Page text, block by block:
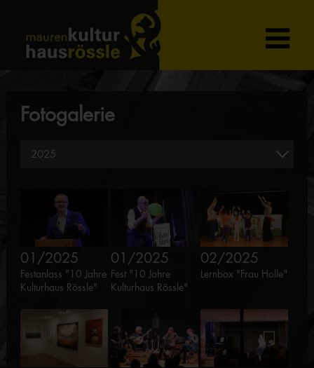
Fotogalerie
01/2025
Festanlass "10 Jahre
Kulturhaus Rössle"
01/2025
Fest "10 Jahre
Kulturhaus Rössle"
02/2025
Lernbox "Frau Holle"